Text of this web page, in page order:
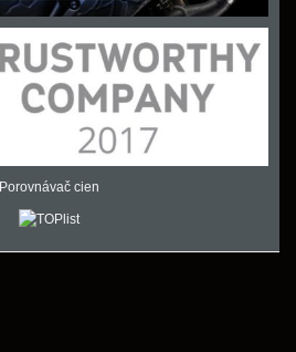
Porovnávač cien